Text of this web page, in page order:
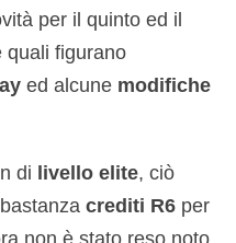
per il quinto ed il
quali figurano
ed alcune modifiche
di livello elite, ciò
crediti R6 per